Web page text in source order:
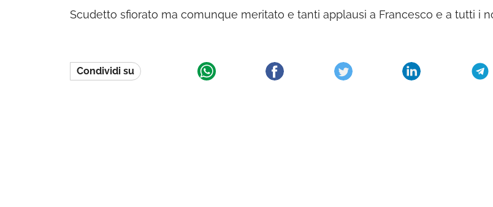
Scudetto sfiorato ma comunque meritato e tanti applausi a Francesco e a tutti i
Condividi su